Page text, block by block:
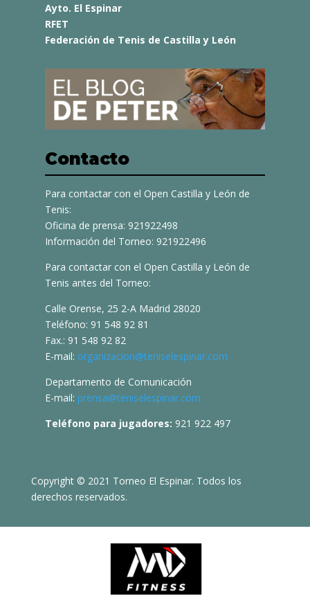
Ayto. El Espinar
RFET
Federación de Tenis de Castilla y León
Contacto
Para contactar con el Open Castilla y León de
Tenis:
Oficina de prensa: 921922498
Información del Torneo: 921922496
Para contactar con el Open Castilla y León de
Tenis antes del Torneo:
Calle Orense, 25 2-A Madrid 28020
Teléfono: 91 548 92 81
Fax.: 91 548 92 82
E-mail: organizacion@teniselespinar.com
Departamento de Comunicación
E-mail: prensa@teniselespinar.com
Teléfono para jugadores: 921 922 497
Copyright © 2021 Torneo El Espinar. Todos los
derechos reservados.